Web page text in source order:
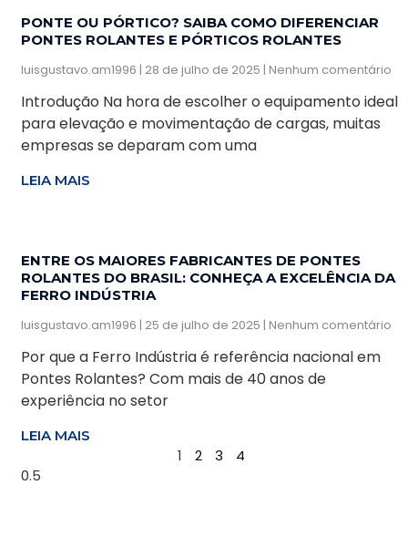
PONTE OU PÓRTICO? SAIBA COMO DIFERENCIAR
PONTES ROLANTES E PÓRTICOS ROLANTES
luisgustavo.am1996 28 de julho de 2025 Nenhum comentário
Introdução Na hora de escolher o equipamento ideal
para elevação e movimentação de cargas, muitas
empresas se deparam com uma
LEIA MAIS
ENTRE OS MAIORES FABRICANTES DE PONTES
ROLANTES DO BRASIL: CONHEÇA A EXCELÊNCIA DA
FERRO INDÚSTRIA
luisgustavo.am1996 25 de julho de 2025 Nenhum comentário
Por que a Ferro Indústria é referência nacional em
Pontes Rolantes? Com mais de 40 anos de
experiência no setor
LEIA MAIS
1 2 3 4